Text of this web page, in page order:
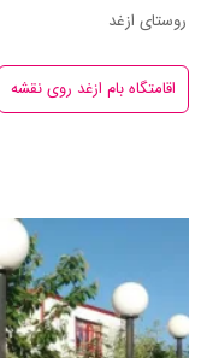
روستای ازغد